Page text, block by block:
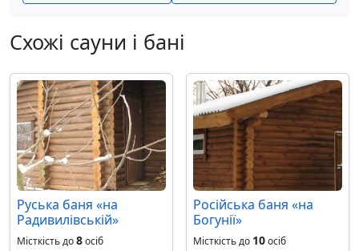
Схожі сауни і бані
Руська баня «на
Радивилівській»
Місткість до8осіб
Російська баня «на
Богунії»
Місткість до 10осіб